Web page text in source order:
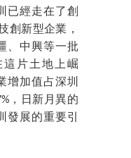
已經走在了創
創新型企業，
、中興等一批
片土地上崛
增加值占深圳
，日新月異的
發展的重要引